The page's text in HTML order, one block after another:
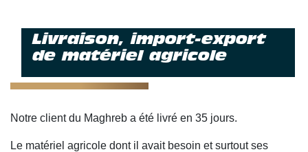
Livraison, import-export
de matériel agricole
Notre client du Maghreb a été livré en 35 jours.
Le matériel agricole dont il avait besoin et surtout ses